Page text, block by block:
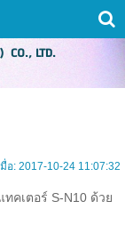
CO., LTD.
มื่อ: 2017-10-24 11:07:32
คเตอร์ S-N10 ด้วย